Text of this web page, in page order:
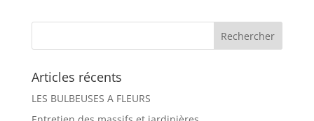
Articles récents
LES BULBEUSES A FLEURS